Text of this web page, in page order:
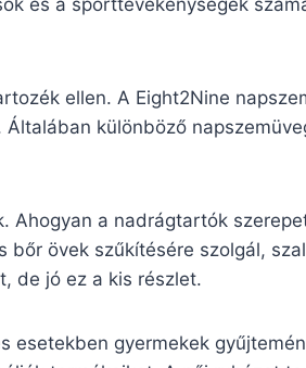
és a sporttevékenységek
ellen. A Eight2Nine
különböző
Ahogyan a nadrágtartók
övek szűkítésére szolgál,
de jó ez a kis részlet.
esetekben gyermekek